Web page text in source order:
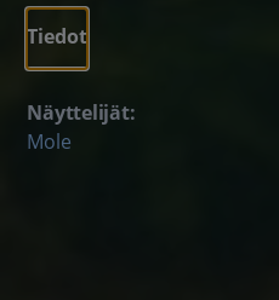
Tiedot
Näyttelijät:
Mole